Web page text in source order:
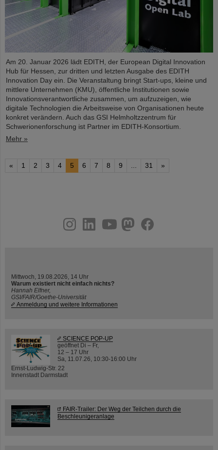
Am 20. Januar 2026 lädt EDITH, der European Digital Innovation
Hub für Hessen, zur dritten und letzten Ausgabe des EDITH
Innovation Day ein. Die Veranstaltung bringt Start-ups, kleine und
mittlere Unternehmen (KMU), öffentliche Institutionen sowie
Innovationsverantwortliche zusammen, um aufzuzeigen, wie
digitale Technologien die Arbeitsweise von Organisationen heute
konkret verändern. Auch das GSI Helmholtzzentrum für
Schwerionenforschung ist Partner im EDITH-Konsortium.
Mehr »
« 1 2 3 4 5 6 7 8 9 31 »
youtube
helmholtz.social
facebook
Mittwoch, 19.08.2026, 14 Uhr
Warum existiert nicht einfach nichts?
Hannah Elfner,
GSI/FAIR/Goethe-Universität
Anmeldung und weitere Informationen
SCIENCE POP-UP
geöffnet Di – Fr,
12 – 17 Uhr
Sa, 11.07.26, 10:30-16:00 Uhr
Ernst-Ludwig-Str. 22
Innenstadt Darmstadt
FAIR-Trailer: Der Weg der Teilchen durch die
Beschleunigeranlage